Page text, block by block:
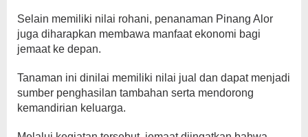
Selain memiliki nilai rohani, penanaman Pinang Alor
juga diharapkan membawa manfaat ekonomi bagi
jemaat ke depan.
Tanaman ini dinilai memiliki nilai jual dan dapat menjadi
sumber penghasilan tambahan serta mendorong
kemandirian keluarga.